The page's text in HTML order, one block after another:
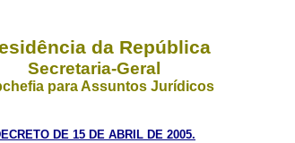
da República
Secretaria-Geral
para Assuntos Jurídicos
DE 15 DE ABRIL DE 2005.